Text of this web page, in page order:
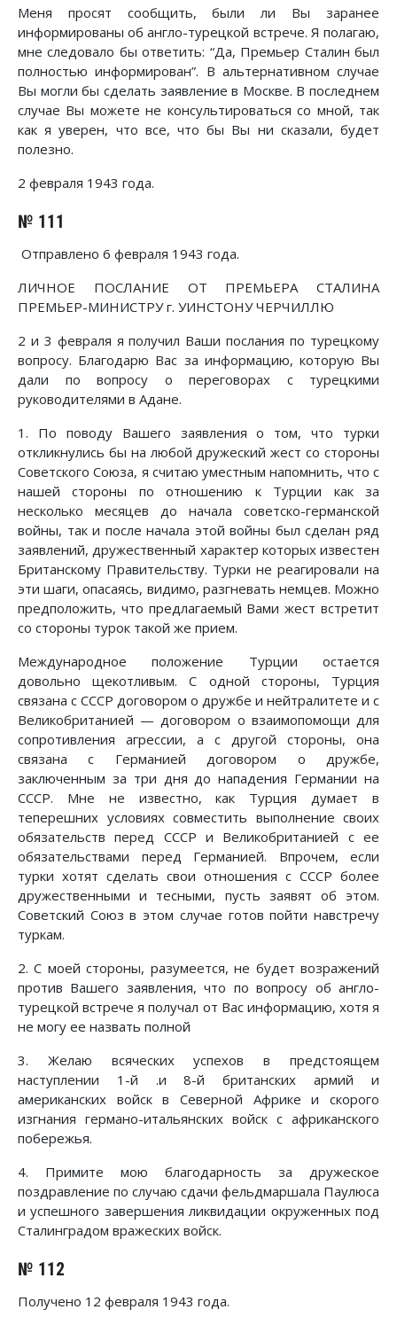
Меня просят сообщить, были ли Вы заранее
информированы об англо-турецкой встрече. Я полагаю,
мне следовало бы ответить: “Да, Премьер Сталин был
полностью информирован”. В альтернативном случае
Вы могли бы сделать заявление в Москве. В последнем
случае Вы можете не консультироваться со мной, так
как я уверен, что все, что бы Вы ни сказали, будет
полезно.
2 февраля 1943 года.
№ 111
Отправлено 6 февраля 1943 года.
ЛИЧНОЕ ПОСЛАНИЕ ОТ ПРЕМЬЕРА СТАЛИНА
ПРЕМЬЕР-МИНИСТРУ г. УИНСТОНУ ЧЕРЧИЛЛЮ
2 и 3 февраля я получил Ваши послания по турецкому
вопросу. Благодарю Вас за информацию, которую Вы
дали по вопросу о переговорах с турецкими
руководителями в Адане.
1. По поводу Вашего заявления о том, что турки
откликнулись бы на любой дружеский жест со стороны
Советского Союза, я считаю уместным напомнить, что с
нашей стороны по отношению к Турции как за
несколько месяцев до начала советско-германской
войны, так и после начала этой войны был сделан ряд
заявлений, дружественный характер которых известен
Британскому Правительству. Турки не реагировали на
эти шаги, опасаясь, видимо, разгневать немцев. Можно
предположить, что предлагаемый Вами жест встретит
со стороны турок такой же прием.
Международное положение Турции остается
довольно щекотливым. С одной стороны, Турция
связана с СССР договором о дружбе и нейтралитете и с
Великобританией — договором о взаимопомощи для
сопротивления агрессии, а с другой стороны, она
связана с Германией договором о дружбе,
заключенным за три дня до нападения Германии на
СССР. Мне не известно, как Турция думает в
теперешних условиях совместить выполнение своих
обязательств перед СССР и Великобританией с ее
обязательствами перед Германией. Впрочем, если
турки хотят сделать свои отношения с СССР более
дружественными и тесными, пусть заявят об этом.
Советский Союз в этом случае готов пойти навстречу
туркам.
2. С моей стороны, разумеется, не будет возражений
против Вашего заявления, что по вопросу об англо-
турецкой встрече я получал от Вас информацию, хотя я
не могу ее назвать полной
3. Желаю всяческих успехов в предстоящем
наступлении 1-й .и 8-й британских армий и
американских войск в Северной Африке и скорого
изгнания германо-итальянских войск с африканского
побережья.
4. Примите мою благодарность за дружеское
поздравление по случаю сдачи фельдмаршала Паулюса
и успешного завершения ликвидации окруженных под
Сталинградом вражеских войск.
№ 112
Получено 12 февраля 1943 года.